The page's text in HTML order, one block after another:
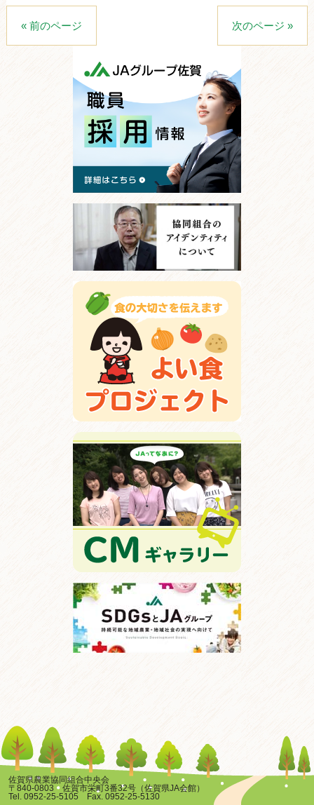
« 前のページ 次のページ »
佐賀県農業協同組合中央会
〒840-0803 佐賀市栄町3番32号（佐賀県JA会館）
Tel. 0952-25-5105 Fax. 0952-25-5130